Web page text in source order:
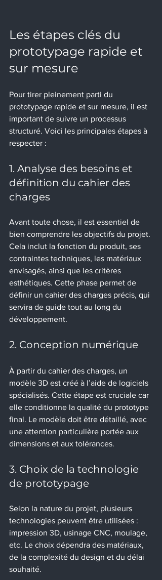
Les étapes clés du
prototypage rapide et
sur mesure
Pour tirer pleinement parti du
prototypage rapide et sur mesure, il est
important de suivre un processus
structuré. Voici les principales étapes à
respecter :
1. Analyse des besoins et
définition du cahier des
charges
Avant toute chose, il est essentiel de
bien comprendre les objectifs du projet.
Cela inclut la fonction du produit, ses
contraintes techniques, les matériaux
envisagés, ainsi que les critères
esthétiques. Cette phase permet de
définir un cahier des charges précis, qui
servira de guide tout au long du
développement.
2. Conception numérique
À partir du cahier des charges, un
modèle 3D est créé à l’aide de logiciels
spécialisés. Cette étape est cruciale car
elle conditionne la qualité du prototype
final. Le modèle doit être détaillé, avec
une attention particulière portée aux
dimensions et aux tolérances.
3. Choix de la technologie
de prototypage
Selon la nature du projet, plusieurs
technologies peuvent être utilisées :
impression 3D, usinage CNC, moulage,
etc. Le choix dépendra des matériaux,
de la complexité du design et du délai
souhaité.